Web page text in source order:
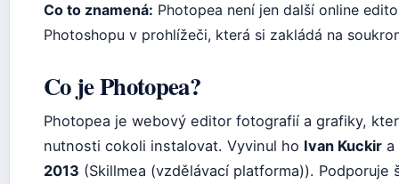
Co to znamená: Photopea není jen další online
Photoshopu v prohlížeči, která si zakládá na
Co je Photopea?
Photopea je webový editor fotografií a grafiky,
nutnosti cokoli instalovat. Vyvinul ho Ivan Kuckir a
2013 (Skillmea (vzdělávací platforma)).